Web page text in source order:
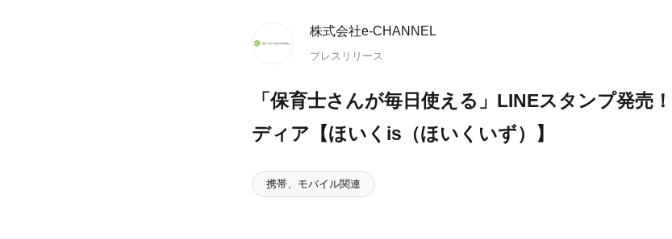
株式会社e-CHANNEL
プレスリリース
「保育士さんが毎日使える」LINEスタンプ発売
ディア【ほいくis（ほいくいず）】
携帯、モバイル関連